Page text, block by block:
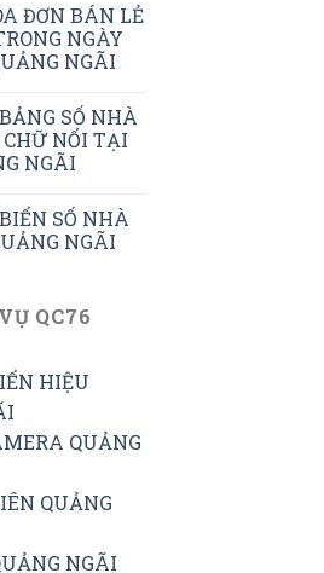
ĐƠN BÁN LẺ
NGÀY
NGÃI
SỐ NHÀ
NỔI TẠI
NGÃI
SỐ NHÀ
NGÃI
QC76
HIỆU
QUẢNG
QUẢNG
NGÃI